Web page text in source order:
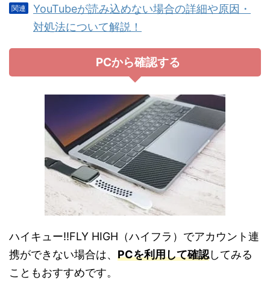
YouTubeが読み込めない場合の詳細や原因・
対処法について解説！
PCから確認する
ハイキュー!!FLY HIGH（ハイフラ）でアカウント連
携ができない場合は、 PCを利用して確認してみる
こともおすすめです。